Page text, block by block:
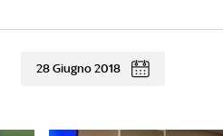
28 Giugno 2018